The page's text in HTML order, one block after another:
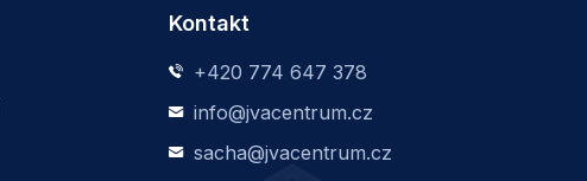
Kontakt
+420 774 647 378
info@jvacentrum.cz
sacha@jvacentrum.cz